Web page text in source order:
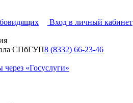
Вход в личный кабинет
СПбГУП8 (8332) 66-23-46
«Госуслуги»